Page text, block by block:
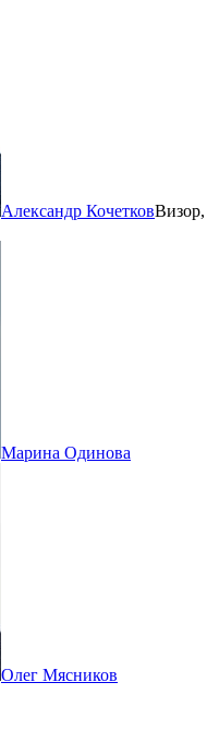
Александр КочетковВизор,
Марина Одинова
Олег Мясников